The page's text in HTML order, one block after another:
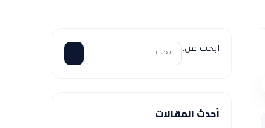
ابحث عن:
أحدث المقالات